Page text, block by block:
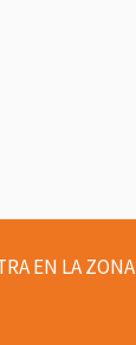
EN LA ZONA